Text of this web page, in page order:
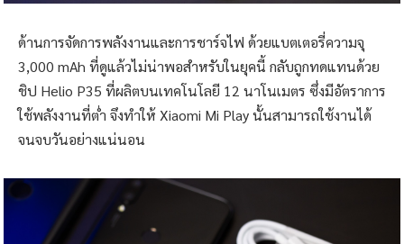
ส่วนการเล่นเกมด้วย Xiaomi Mi Play ผมลองทดสอบกับเกมอย่าง
ROV แล้วสามารถปรับค่าสูงสุดได้ แต่ขอไม่แนะนำให้ทำเพราะ
จะทำให้เฟรมเรทเฉลี่ยราว 20 fps และเครื่องยังร้อนเร็วอีกด้วย
จะเล่นได้ลื่นไหลมากกว่า ส่วนตัวมองว่ารุ่นนี้สามารถเล่นเกมได้
ทุกแนว แต่ต้องมีการปรับตั้งค่าให้เหมาะสมกับสเปค โดยส่วนมาก
จะเป็นการปรับ Low – Mid เป็นส่วนใหญ่